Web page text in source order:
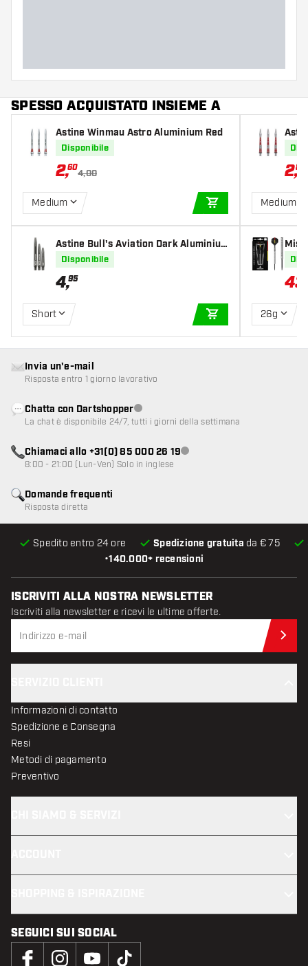
SPESSO ACQUISTATO INSIEME A
Astine Winmau Astro Aluminium Red
Disponibile
2,60
4,00
Medium
AGGIUNGI AL
Astine Bull's Aviation Dark Aluminiu
mDisponibile
4,95
Short
AGGIUNGI AL
ed
2,80
Medium
e
43
26g
•140.000+ recensioni
Spedito entro 24 ore Spedizione gratuita da € 75
Domande frequenti
Risposta diretta
Invia un'e-mail
Risposta entro 1 giorno lavorativo
Chatta con DartshopperServizio clienti non disponibile
La chat è disponibile 24/7, tutti i giorni della settimana
Chiamaci allo +31(0) 85 000 26 19Servizio clienti non disponibile
8:00 - 21:00 (Lun-Ven) Solo in inglese
ISCRIVITI ALLA NOSTRA NEWSLETTER
Iscriviti alla newsletter e ricevi le ultime offerte.
Informazioni di contatto
Spedizione e Consegna
Resi
Metodi di pagamento
Preventivo
SEGUICI SUI SOCIAL